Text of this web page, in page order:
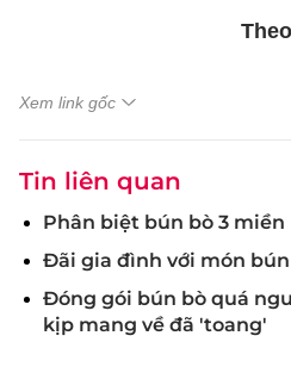
Xem link gốc
Tin liên quan
Phân biệt bún bò 3 miền
Đãi gia đình với món
Đóng gói bún bò quá
kịp mang về đã 'toang'